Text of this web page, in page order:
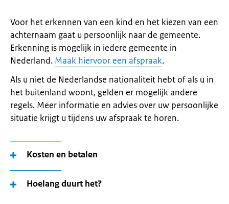
Voor het erkennen van een kind en het kiezen van een
achternaam gaat u persoonlijk naar de gemeente.
Erkenning is mogelijk in iedere gemeente in
Nederland. Maak hiervoor een afspraak.
Als u niet de Nederlandse nationaliteit hebt of als u in
het buitenland woont, gelden er mogelijk andere
regels. Meer informatie en advies over uw persoonlijke
situatie krijgt u tijdens uw afspraak te horen.
Kosten en betalen
Hoelang duurt het?